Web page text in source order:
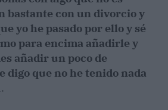
bastante con un divorcio y
yo he pasado por ello y sé
para encima añadirle y
añadir un poco de
digo que no he tenido nada